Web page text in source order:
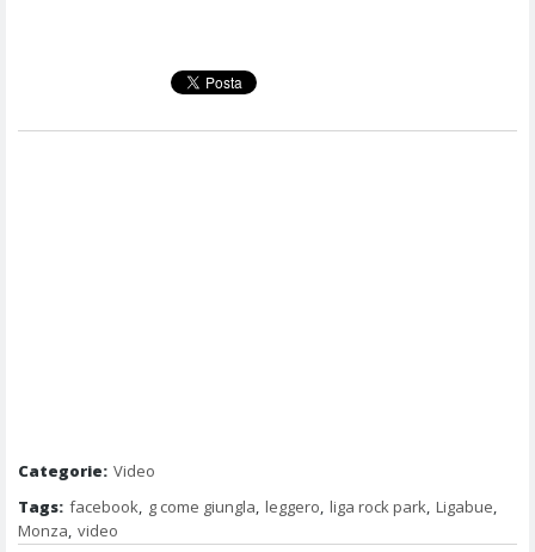
Categorie: Video
Tags: facebook, g come giungla, leggero, liga rock park, Ligabue,
Monza, video